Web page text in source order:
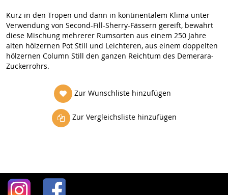
Kurz in den Tropen und dann in kontinentalem Klima unter
Verwendung von Second-Fill-Sherry-Fässern gereift, bewahrt
diese Mischung mehrerer Rumsorten aus einem 250 Jahre
alten hölzernen Pot Still und Leichteren, aus einem doppelten
hölzernen Column Still den ganzen Reichtum des Demerara-
Zuckerrohrs.
Zur Wunschliste hinzufügen
Zur Vergleichsliste hinzufügen